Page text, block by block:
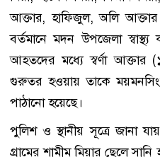
আক্তার, হাফিজুল, অলি আক্তার
বর্তমানে মদন উপজেলা স্বাস্থ্য
আহতদের মধ্যে স্বর্ণা আক্তার
গুরুতর হওয়ায় তাকে
পাঠানো হয়েছে।
পুলিশ ও স্থানীয় সূত্রে জানা
গ্রামের শামীম মিয়ার ছেলে